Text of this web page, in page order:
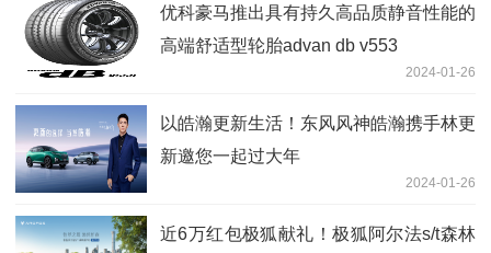
优科豪马推出具有持久高品质静音性能的
高端舒适型轮胎advan db v553
2024-01-26
以皓瀚更新生活！东风风神皓瀚携手林更
新邀您一起过大年
2024-01-26
近6万红包极狐献礼！极狐阿尔法s/t森林